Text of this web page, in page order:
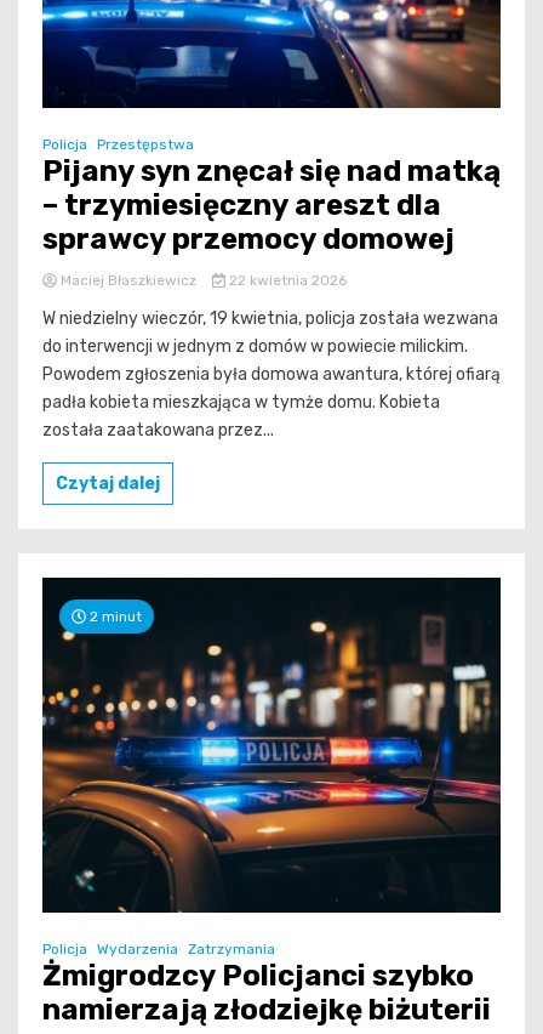
Policja Przestępstwa
Pijany syn znęcał się nad matką
– trzymiesięczny areszt dla
sprawcy przemocy domowej
Maciej Błaszkiewicz 22 kwietnia 2026
W niedzielny wieczór, 19 kwietnia, policja została wezwana
do interwencji w jednym z domów w powiecie milickim.
Powodem zgłoszenia była domowa awantura, której ofiarą
padła kobieta mieszkająca w tymże domu. Kobieta
została zaatakowana przez...
Czytaj dalej
2 minut
Policja Wydarzenia Zatrzymania
Żmigrodzcy Policjanci szybko
namierzają złodziejkę biżuterii